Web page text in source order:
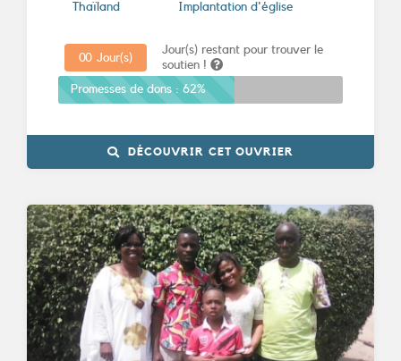
Thaïland Implantation d'église
Jour(s) restant pour trouver le
soutien !
00 Jour(s)
Promesses de dons : 62%
DÉCOUVRIR CET OUVRIER